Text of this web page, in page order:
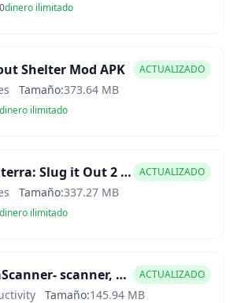
dinero ilimitado
Shelter Mod APK ACTUALIZADO
Tamaño:373.64 MB
dinero ilimitado
Slugterra: Slug it Out 2 Mod APK ACTUALIZADO
Tamaño:337.27 MB
dinero ilimitado
CamScanner- scanner, PDF maker Mod APK ACTUALIZADO
Tamaño:145.94 MB